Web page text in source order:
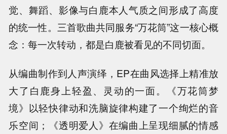
觉、舞蹈、影像与白鹿本人气质之间形成了高度
的统一性。三首歌曲共同服务“万花筒”这一核心概
念：每一次转动，都是白鹿被看见的不同切面。
从编曲制作到人声演绎，EP在曲风选择上精准放
大了白鹿身上轻盈、灵动的一面。《万花筒梦
境》以轻快律动和洗脑旋律构建了一个绚烂的音
乐空间；《透明爱人》在编曲上呈现细腻的情感